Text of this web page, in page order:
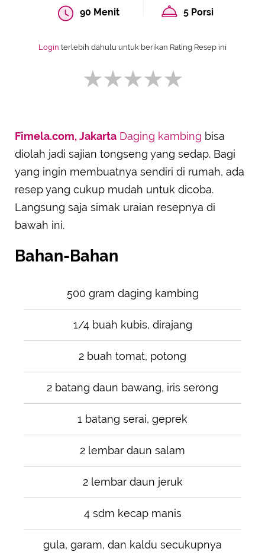
90 Menit 5 Porsi
Login terlebih dahulu untuk berikan Rating Resep ini
SUBMIT REVIEW
Fimela.com, Jakarta Daging kambing bisa
diolah jadi sajian tongseng yang sedap. Bagi
yang ingin membuatnya sendiri di rumah, ada
resep yang cukup mudah untuk dicoba.
Langsung saja simak uraian resepnya di
bawah ini.
Bahan-Bahan
500 gram daging kambing
1/4 buah kubis, dirajang
2 buah tomat, potong
2 batang daun bawang, iris serong
1 batang serai, geprek
2 lembar daun salam
2 lembar daun jeruk
4 sdm kecap manis
gula, garam, dan kaldu secukupnya